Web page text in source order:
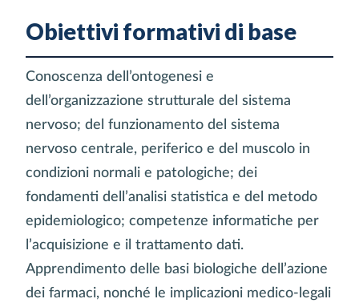
Obiettivi formativi di base
Conoscenza dell’ontogenesi e
dell’organizzazione strutturale del sistema
nervoso; del funzionamento del sistema
nervoso centrale, periferico e del muscolo in
condizioni normali e patologiche; dei
fondamenti dell’analisi statistica e del metodo
epidemiologico; competenze informatiche per
l’acquisizione e il trattamento dati.
Apprendimento delle basi biologiche dell’azione
dei farmaci, nonché le implicazioni medico-legali